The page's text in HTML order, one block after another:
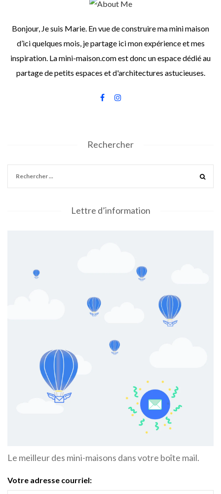
Bonjour, Je suis Marie. En vue de construire ma mini maison
d’ici quelques mois, je partage ici mon expérience et mes
inspiration. La mini-maison.com est donc un espace dédié au
partage de petits espaces et d'architectures astucieuses.
Rechercher
Lettre d’information
Le meilleur des mini-maisons dans votre boîte mail.
Votre adresse courriel: